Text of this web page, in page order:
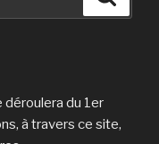
déroulera du 1er
à travers ce site,